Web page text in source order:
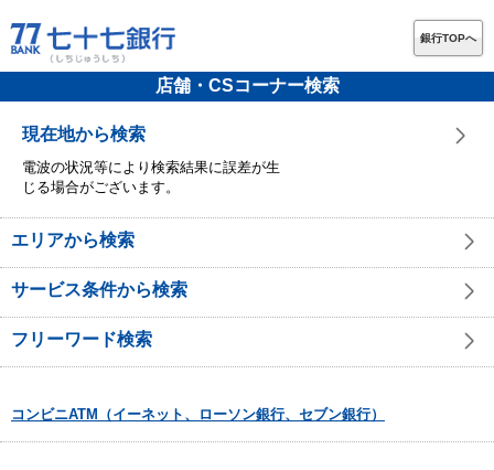
銀行TOPへ
店舗・CSコーナー検索
現在地から検索
電波の状況等により検索結果に誤差が生
じる場合がございます。
エリアから検索
サービス条件から検索
フリーワード検索
コンビニATM（イーネット、ローソン銀行、セブン銀行）